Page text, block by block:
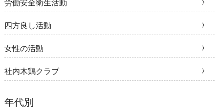
労働安全衛生活動
四方良し活動
女性の活動
社内木鶏クラブ
年代別